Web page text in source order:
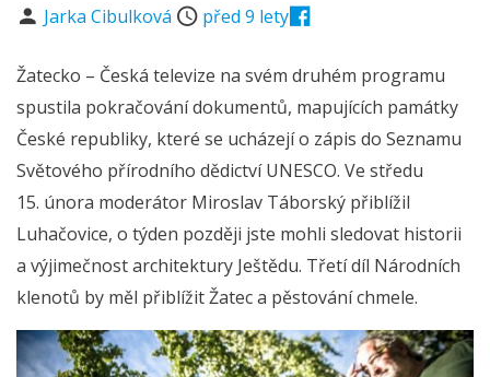
Jarka Cibulková před 9 lety
Žatecko – Česká televize na svém druhém programu
spustila pokračování dokumentů, mapujících památky
České republiky, které se ucházejí o zápis do Seznamu
Světového přírodního dědictví UNESCO. Ve středu
15. února moderátor Miroslav Táborský přiblížil
Luhačovice, o týden později jste mohli sledovat historii
a výjimečnost architektury Ještědu. Třetí díl Národních
klenotů by měl přiblížit Žatec a pěstování chmele.